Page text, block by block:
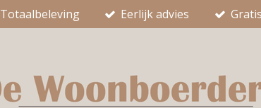
Totaalbeleving Eerlijk advies